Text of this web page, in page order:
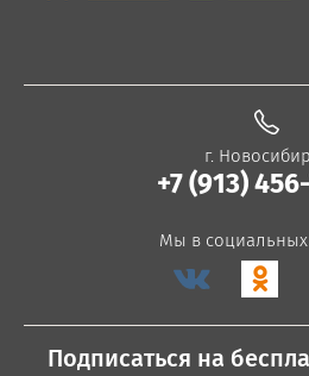
г.
+7 (913)
Мы в социальных
Подписаться на